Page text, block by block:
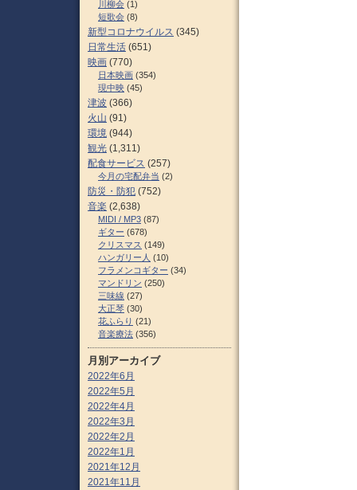
川柳会 (1)
短歌会 (8)
新型コロナウイルス (345)
日常生活 (651)
映画 (770)
日本映画 (354)
現中映 (45)
津波 (366)
火山 (91)
環境 (944)
観光 (1,311)
配食サービス (257)
今月の宅配弁当 (2)
防災・防犯 (752)
音楽 (2,638)
MIDI / MP3 (87)
ギター (678)
クリスマス (149)
ハンガリー人 (10)
フラメンコギター (34)
マンドリン (250)
三味線 (27)
大正琴 (30)
花ふらり (21)
音楽療法 (356)
月別アーカイブ
2022年6月
2022年5月
2022年4月
2022年3月
2022年2月
2022年1月
2021年12月
2021年11月